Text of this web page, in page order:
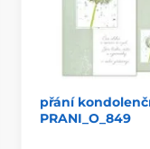
přání
PRANI_O_849